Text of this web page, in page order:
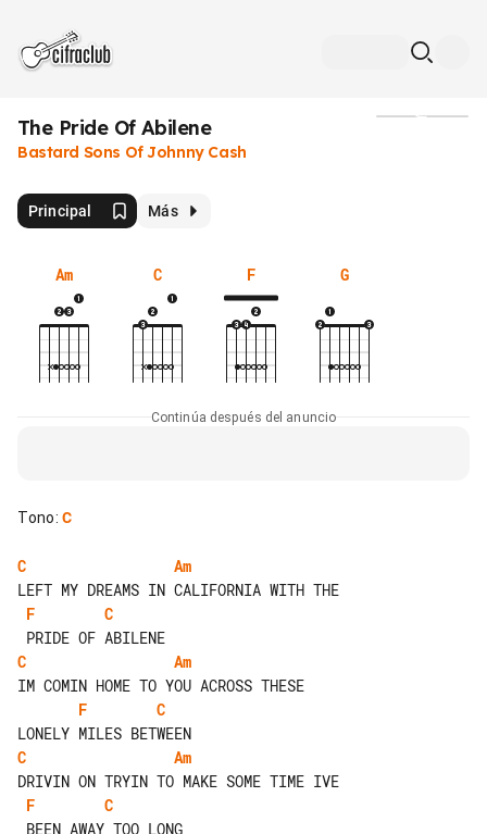
The Pride Of Abilene
Bastard Sons Of Johnny Cash
Principal Más
Am C F G
Continúa después del anuncio
Tono: C
C
Am
F
C
C
Am
F
C
C
Am
F
C